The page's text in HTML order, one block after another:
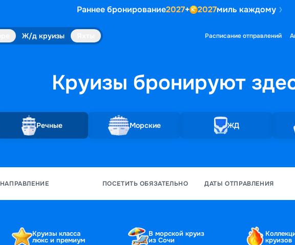
Раннее бронирование2027+ 2027миль каждому
Ж/д круизы Расписание отправлений
Круизы бронируют
Речные Морские ЖД
НАПРАВЛЕНИЕ ПОСЕТИТЬ ОБЯЗАТЕЛЬНО ДАТЫ ОТПРАВЛЕНИЯ
Круизы класса
люкс и премиум
В морской круиз
из Сочи круизов